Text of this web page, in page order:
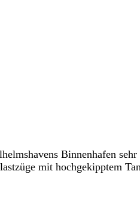
Binnenhafen
mit hochgekipptem